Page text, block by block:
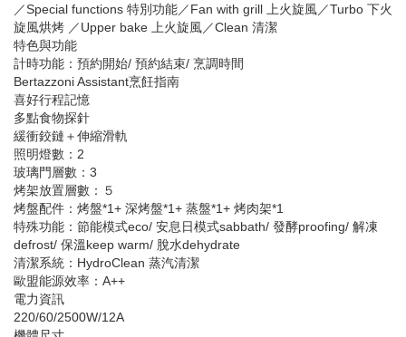
／Special functions 特別功能／Fan with grill 上火旋風／Turbo 下火
旋風烘烤 ／Upper bake 上火旋風／Clean 清潔
特色與功能
計時功能：預約開始/ 預約結束/ 烹調時間
Bertazzoni Assistant烹飪指南
喜好行程記憶
多點食物探針
緩衝鉸鏈＋伸縮滑軌
照明燈數：2
玻璃門層數：3
烤架放置層數：５
烤盤配件：烤盤*1+ 深烤盤*1+ 蒸盤*1+ 烤肉架*1
特殊功能：節能模式eco/ 安息日模式sabbath/ 發酵proofing/ 解凍
defrost/ 保溫keep warm/ 脫水dehydrate
清潔系統：HydroClean 蒸汽清潔
歐盟能源效率：A++
電力資訊
220/60/2500W/12A